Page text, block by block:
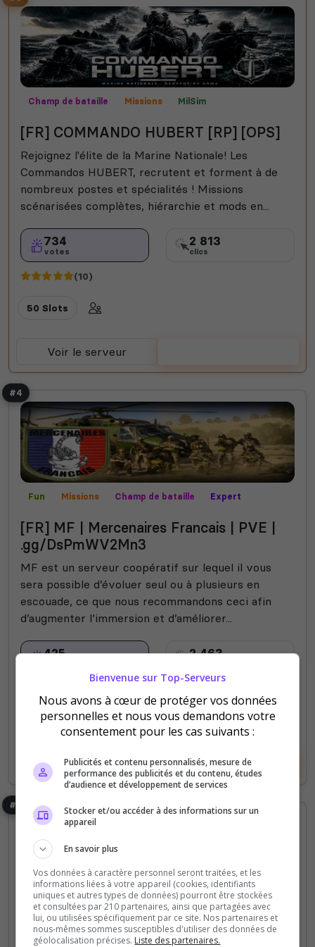
Champ de bataille Missions
MilSim
[FR] COMMANDO HUBERT [RP] [OPS]
Rejoignez l'élite de la Marine Nationale! Les
Commandos HUBERT, recrutent et forment à de
nombreux postes et spécialités ! Missions
scénarisées complètes, hiérarchie et mods en...
734
votes
2 813
clics
(10)
50 Slots
Voir le serveur
#4
Fun Missions Champ de bataille
Expert
PVP
Roi de la colline Roleplay Vanilla Semi-RP
[FR] MF | Mercenaires Francais | PVE |
.gg/DsPmWV2Mn3
MF est un serveur coopératif sur lequel il vous
sera possible d’évoluer seul ou à plusieurs en
escouade, ce que nous recommandons ceci afin
d’augmenter l’immersion et d’améliorer...
425 2 463
128 Slots
Voir le serveur Voter
#5
Fun MilSim Missions Semi-RP Roleplay
Diamond Dogs Mercenaires
Bienvenue sur Top-Serveurs
Nous avons à cœur de protéger vos données
personnelles et nous vous demandons votre
consentement pour les cas suivants :
Publicités et contenu personnalisés, mesure de
performance des publicités et du contenu, études
d’audience et développement de services
Stocker et/ou accéder à des informations sur un
appareil
En savoir plus
Vos données à caractère personnel seront traitées, et les
informations liées à votre appareil (cookies, identifiants
uniques et autres types de données) pourront être stockées
et consultées par 210 partenaires, ainsi que partagées avec
lui, ou utilisées spécifiquement par ce site. Nos partenaires et
nous-mêmes sommes susceptibles d'utiliser des données de
géolocalisation précises. Liste des partenaires.